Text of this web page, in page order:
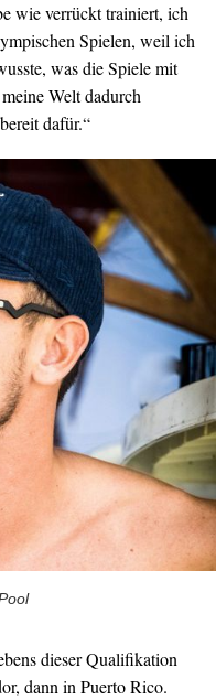
wie verrückt trainiert, ich
Spielen, weil ich
was die Spiele mit
Welt dadurch
dafür.“
dieser Qualifikation
dann in Puerto Rico.